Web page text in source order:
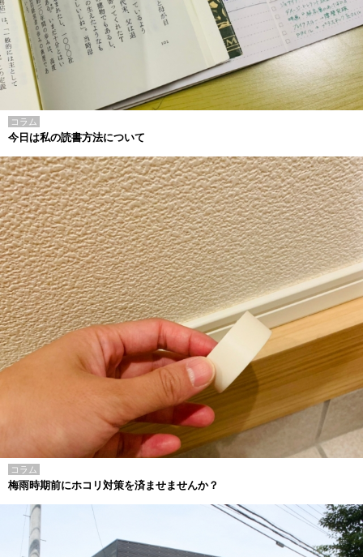
コラム
今日は私の読書方法について
コラム
梅雨時期前にホコリ対策を済ませませんか？